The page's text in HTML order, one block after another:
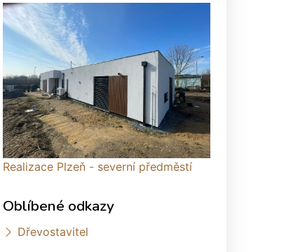
Realizace Plzeň - severní předměstí
Oblíbené odkazy
Dřevostavitel